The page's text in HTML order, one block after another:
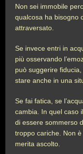
Non sei immobile
qualcosa ha bisogno
attraversato.
Se invece entri in
più osservando
può suggerire
stare anche in una
Se fai fatica, se
cambia. In quel caso
di essere sommerso
troppo cariche. Non
merita ascolto.